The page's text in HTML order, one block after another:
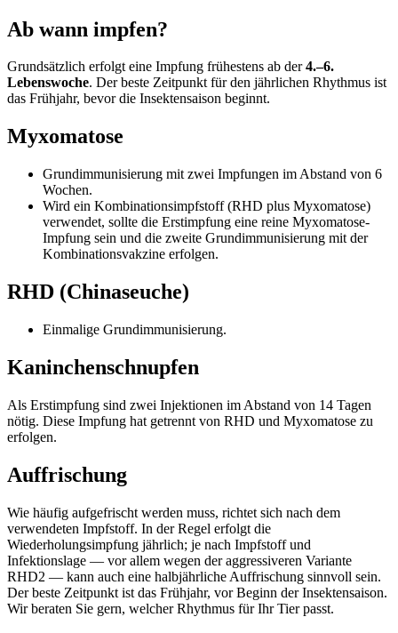
Ab wann impfen?
Grundsätzlich erfolgt eine Impfung frühestens ab der4.–6.
Lebenswoche. Der beste Zeitpunkt für den jährlichen Rhythmus ist
das Frühjahr, bevor die Insektensaison beginnt.
Myxomatose
Grundimmunisierung mit zwei Impfungen im Abstand von 6
Wochen.
Wird ein Kombinationsimpfstoff (RHD plus Myxomatose)
verwendet, sollte die Erstimpfung eine reine Myxomatose-
Impfung sein und die zweite Grundimmunisierung mit der
Kombinationsvakzine erfolgen.
RHD (Chinaseuche)
Einmalige Grundimmunisierung.
Kaninchenschnupfen
Als Erstimpfung sind zwei Injektionen im Abstand von 14 Tagen
nötig. Diese Impfung hat getrennt von RHD und Myxomatose zu
erfolgen.
Auffrischung
Wie häufig aufgefrischt werden muss, richtet sich nach dem
verwendeten Impfstoff. In der Regel erfolgt die
Wiederholungsimpfung jährlich; je nach Impfstoff und
Infektionslage — vor allem wegen der aggressiveren Variante
RHD2 — kann auch eine halbjährliche Auffrischung sinnvoll sein.
Der beste Zeitpunkt ist das Frühjahr, vor Beginn der Insektensaison.
Wir beraten Sie gern, welcher Rhythmus für Ihr Tier passt.